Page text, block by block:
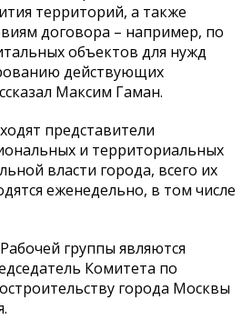
территорий, а также
договора – например, по
объектов для нужд
действующих
Максим Гаман.
представители
и территориальных
власти города, всего их
еженедельно, в том числе
группы являются
Комитета по
города Москвы